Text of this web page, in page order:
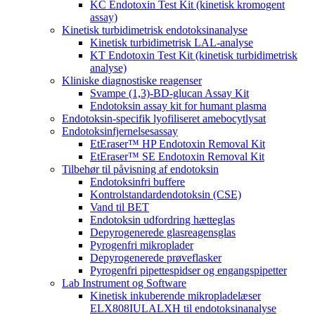
KC Endotoxin Test Kit (kinetisk kromogent
assay)
Kinetisk turbidimetrisk endotoksinanalyse
Kinetisk turbidimetrisk LAL-analyse
KT Endotoxin Test Kit (kinetisk turbidimetrisk
analyse)
Kliniske diagnostiske reagenser
Svampe (1,3)-BD-glucan Assay Kit
Endotoksin assay kit for humant plasma
Endotoksin-specifik lyofiliseret amebocytlysat
Endotoksinfjernelsesassay
EtEraser™ HP Endotoxin Removal Kit
EtEraser™ SE Endotoxin Removal Kit
Tilbehør til påvisning af endotoksin
Endotoksinfri buffere
Kontrolstandardendotoksin (CSE)
Vand til BET
Endotoksin udfordring hætteglas
Depyrogenerede glasreagensglas
Pyrogenfri mikroplader
Depyrogenerede prøveflasker
Pyrogenfri pipettespidser og engangspipetter
Lab Instrument og Software
Kinetisk inkuberende mikropladelæser
ELX808IULALXH til endotoksinanalyse